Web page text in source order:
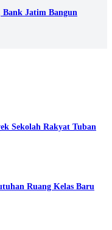
Bank Jatim Bangun
Sekolah Rakyat Tuban
Ruang Kelas Baru